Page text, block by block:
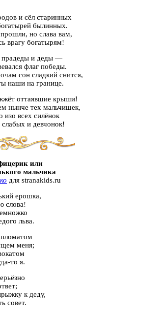
и сёл старинных
былинных.
но слава вам,
врагу богатырям!
и деды —
флаг победы.
сон сладкий снится,
наши на границе.
оттаявшие крыши!
нынче тех мальчишек,
изо всех силёнок
и девчонок!
или
мальчика
для stranakids.ru
ерошка,
слова!
льва.
меня;
то я.
к деду,
совет.